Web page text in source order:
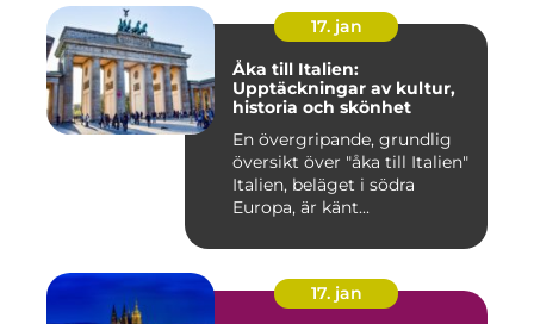
17. jan
Åka till Italien:
Upptäckningar av kultur,
historia och skönhet
En övergripande, grundlig
översikt över "åka till Italien"
Italien, beläget i södra
Europa, är känt...
17. jan